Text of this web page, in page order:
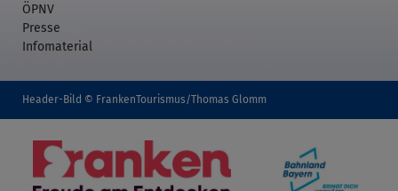
ÖPNV
Presse
Infomaterial
Header-Bild © FrankenTourismus/Thomas Glomm